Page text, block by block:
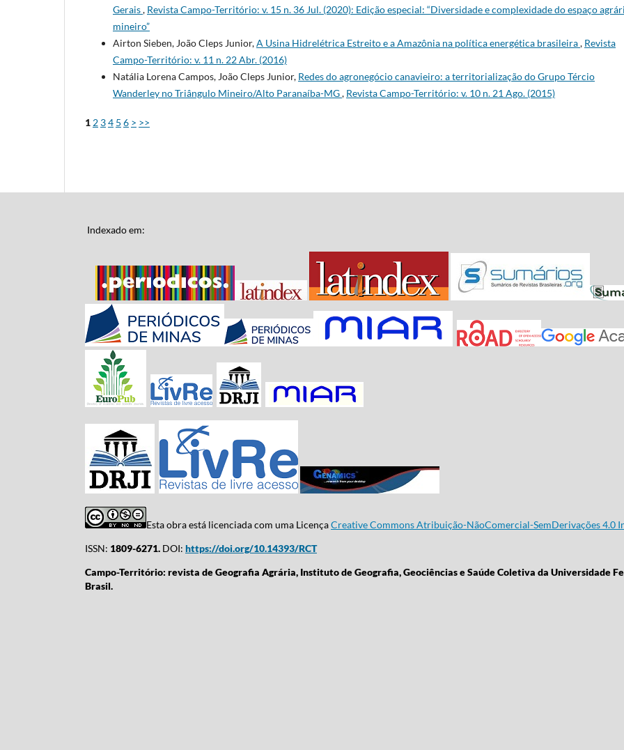
Gerais, Revista Campo-Território: v. 15 n. 36 Jul. (2020): Edição especial: “Diversidade e complexidade do espaço
mineiro”
Airton Sieben, João Cleps Junior,A Usina Hidrelétrica Estreito e a Amazônia na política energética brasileira, Revista
Campo-Território: v. 11 n. 22 Abr. (2016)
Natália Lorena Campos, João Cleps Junior, Redes do agronegócio canavieiro: a territorialização do Grupo Tércio
Wanderley no Triângulo Mineiro/Alto Paranaíba-MG, Revista Campo-Território: v. 10 n. 21 Ago. (2015)
1 2 34 5 6 > >>
Indexado em:
Esta obra está licenciada com uma LicençaCreative Commons Atribuição-NãoComercial-SemDerivações 4.0
ISSN: 1809-6271. DOI: https://doi.org/10.14393/RCT
Campo-Território: revista de Geografia Agrária, Instituto de Geografia, Geociências e Saúde Coletiva da Universidade
Brasil.